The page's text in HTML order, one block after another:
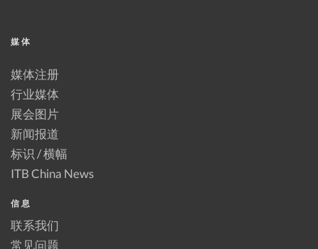
媒体
媒体注册
行业媒体
展会图片
新闻报道
标识 / 横幅
ITB China News
信息
联系我们
常见问题